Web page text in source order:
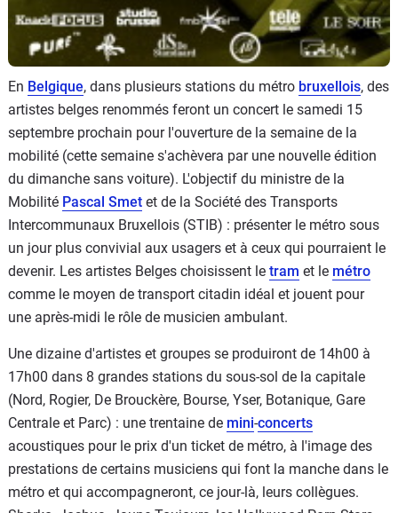
Marques
En Belgique, dans plusieurs stations du métro bruxellois, des
artistes belges renommés feront un concert le samedi 15
septembre prochain pour l'ouverture de la semaine de la
mobilité (cette semaine s'achèvera par une nouvelle édition
du dimanche sans voiture). L'objectif du ministre de la
Mobilité Pascal Smet et de la Société des Transports
Intercommunaux Bruxellois (STIB) : présenter le métro sous
un jour plus convivial aux usagers et à ceux qui pourraient le
devenir. Les artistes Belges choisissent le tram et le métro
comme le moyen de transport citadin idéal et jouent pour
une après-midi le rôle de musicien ambulant.
Une dizaine d'artistes et groupes se produiront de 14h00 à
17h00 dans 8 grandes stations du sous-sol de la capitale
(Nord, Rogier, De Brouckère, Bourse, Yser, Botanique, Gare
Centrale et Parc) : une trentaine de mini-concerts
acoustiques pour le prix d'un ticket de métro, à l'image des
prestations de certains musiciens qui font la manche dans le
métro et qui accompagneront, ce jour-là, leurs collègues.